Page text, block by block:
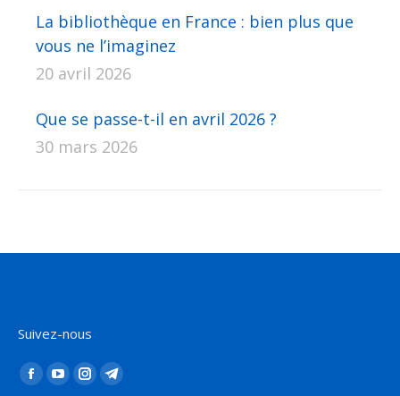
La bibliothèque en France : bien plus que
vous ne l’imaginez
20 avril 2026
Que se passe-t-il en avril 2026 ?
30 mars 2026
Suivez-nous
Trouvez nous sur :
La
La
La
La